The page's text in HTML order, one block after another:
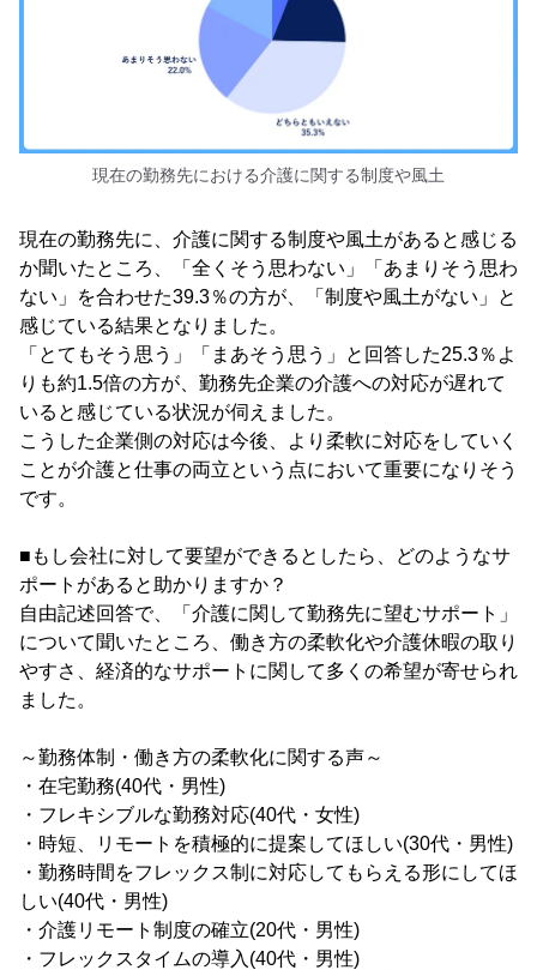
現在の勤務先における介護に関する制度や風土
現在の勤務先に、介護に関する制度や風土があると感じる
か聞いたところ、「全くそう思わない」「あまりそう思わ
ない」を合わせた39.3％の方が、「制度や風土がない」と
感じている結果となりました。
「とてもそう思う」「まあそう思う」と回答した25.3％よ
りも約1.5倍の方が、勤務先企業の介護への対応が遅れて
いると感じている状況が伺えました。
こうした企業側の対応は今後、より柔軟に対応をしていく
ことが介護と仕事の両立という点において重要になりそう
です。
■もし会社に対して要望ができるとしたら、どのようなサ
ポートがあると助かりますか？
自由記述回答で、「介護に関して勤務先に望むサポート」
について聞いたところ、働き方の柔軟化や介護休暇の取り
やすさ、経済的なサポートに関して多くの希望が寄せられ
ました。
～勤務体制・働き方の柔軟化に関する声～
・在宅勤務(40代・男性)
・フレキシブルな勤務対応(40代・女性)
・時短、リモートを積極的に提案してほしい(30代・男性)
・勤務時間をフレックス制に対応してもらえる形にしてほ
しい(40代・男性)
・介護リモート制度の確立(20代・男性)
・フレックスタイムの導入(40代・男性)